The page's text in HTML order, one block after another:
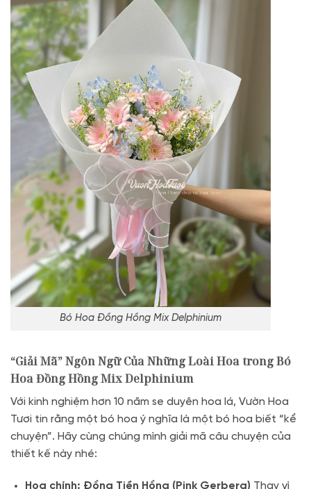
Bó Hoa Đồng Hồng Mix Delphinium
“Giải Mã” Ngôn Ngữ Của Những Loài Hoa trong Bó
Hoa Đồng Hồng Mix Delphinium
Với kinh nghiệm hơn 10 năm se duyên hoa lá, Vườn Hoa
Tươi tin rằng một bó hoa ý nghĩa là một bó hoa biết “kể
chuyện”. Hãy cùng chúng mình giải mã câu chuyện của
thiết kế này nhé:
Hoa chính: Đồng Tiền Hồng (Pink Gerbera) Thay vì